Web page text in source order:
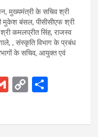
मुख्यमंत्री के सचिव श्री
मुकेश बंसल, पीसीसीएफ श्री
कमलप्रीत सिंह, राजस्व
, संस्कृति विभाग के प्रबंध
के सचिव, आयुक्त एवं
G
C